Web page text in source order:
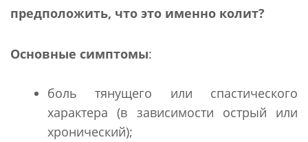
предположить, что это именно колит?
Основные симптомы:
боль тянущего или спастического
характера (в зависимости острый или
хронический);